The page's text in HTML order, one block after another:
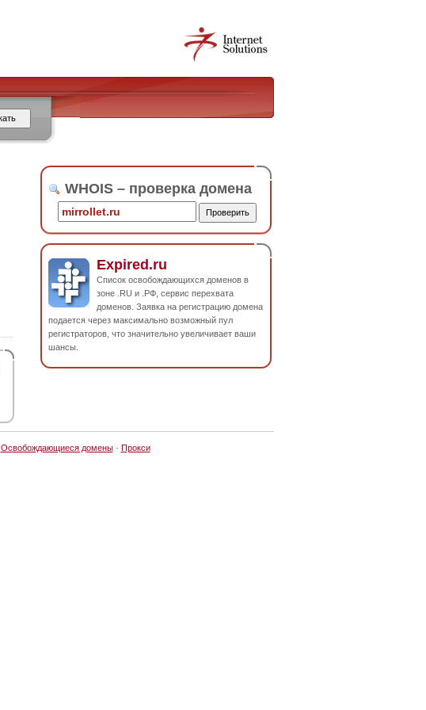
WHOIS – проверка домена
Expired.ru
Список освобождающихся доменов в
зоне .RU и .РФ, сервис перехвата
доменов. Заявка на регистрацию домена
подается через максимально возможный пул
регистраторов, что значительно увеличивает ваши
шансы.
Освобождающиеся домены· Прокси